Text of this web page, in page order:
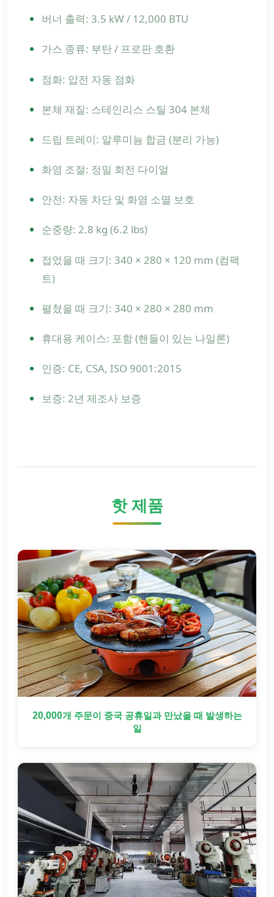
버너 출력: 3.5 kW / 12,000 BTU
가스 종류: 부탄 / 프로판 호환
점화: 압전 자동 점화
본체 재질: 스테인리스 스틸 304 본체
드립 트레이: 알루미늄 합금 (분리 가능)
화염 조절: 정밀 회전 다이얼
안전: 자동 차단 및 화염 소멸 보호
순중량: 2.8 kg (6.2 lbs)
접었을 때 크기: 340 × 280 × 120 mm (컴팩
트)
펼쳤을 때 크기: 340 × 280 × 280 mm
휴대용 케이스: 포함 (핸들이 있는 나일론)
인증: CE, CSA, ISO 9001:2015
보증: 2년 제조사 보증
핫 제품
20,000개 주문이 중국 공휴일과 만났을 때 발생하는
일